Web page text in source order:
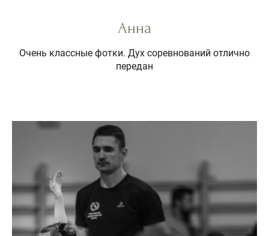
Анна
Очень классные фотки. Дух соревнований отлично
передан